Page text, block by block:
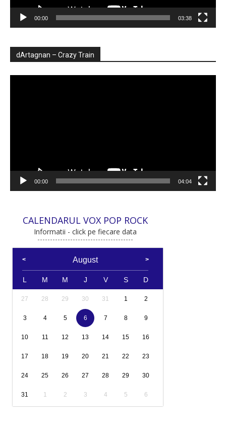
00:00 03:38
dArtagnan – Crazy Train
00:00 04:04
CALENDARUL VOX POP ROCK
Informatii - click pe fiecare data
August
L M M J V S D
27 28 29 30 31 1 2
3 4 5 6 7 8 9
10 11 12 13 14 15 16
17 18 19 20 21 22 23
24 25 26 27 28 29 30
31 1 2 3 4 5 6